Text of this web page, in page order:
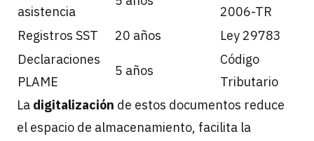
asistencia
2006-TR
Registros SST
20 años
Ley 29783
Declaraciones
PLAME
5 años
Código
Tributario
La digitalización de estos documentos reduce
el espacio de almacenamiento, facilita la